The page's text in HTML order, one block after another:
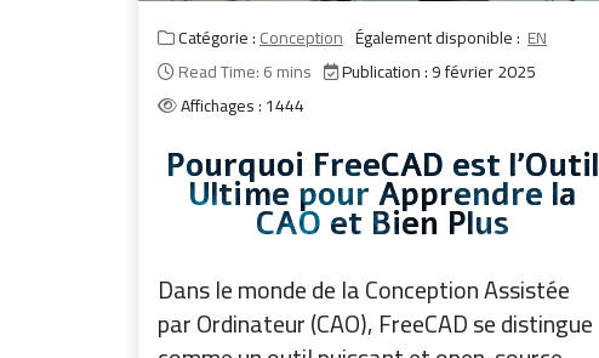
Catégorie :Conception Également disponible : EN
Read Time: 6 mins
Publication : 9 février 2025
Affichages : 1444
Pourquoi FreeCAD est l'Outil
Ultime pour Apprendre la
CAO et Bien Plus
Dans le monde de la Conception Assistée
par Ordinateur (CAO), FreeCAD se distingue